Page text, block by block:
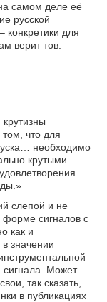
самом деле её
русской
конкретики для
верит тов.
что для
необходимо
крутыми
слепой и не
форме сигналов с
как и
значении
Может
так сказать,
в публикациях